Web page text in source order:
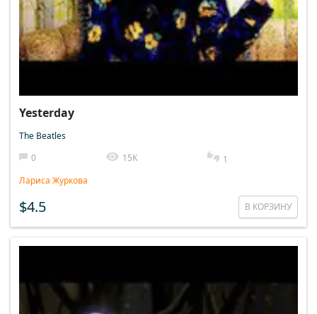
Yesterday
The Beatles
0
15K
1
Лариса Журкова
$4.5 В КОРЗИНУ